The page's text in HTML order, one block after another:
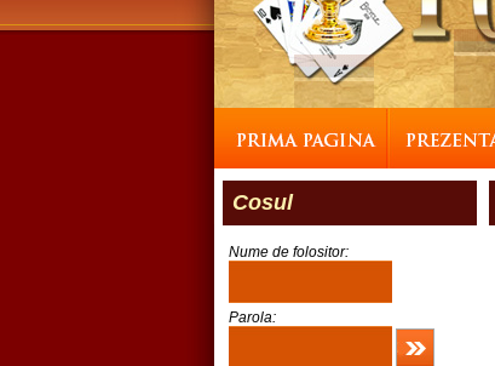
Cosul
Nume de folositor:
Parola: